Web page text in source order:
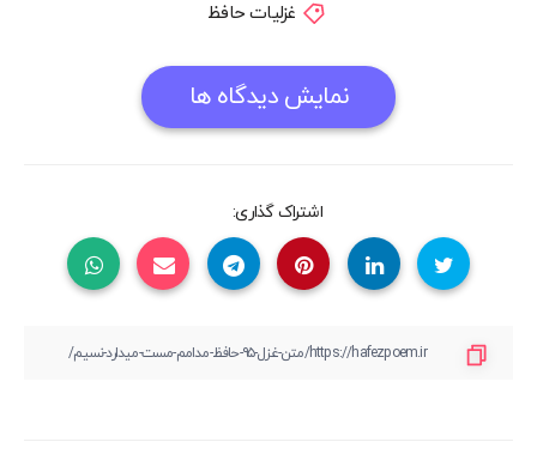
غزلیات حافظ
نمایش دیدگاه ها
اشتراک گذاری: